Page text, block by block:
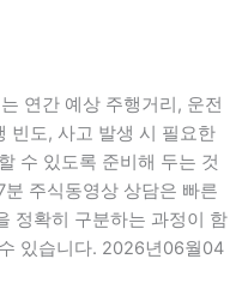
연간 예상 주행거리, 운전
빈도, 사고 발생 시 필요한
수 있도록 준비해 두는 것
주식동영상 상담은 빠른
정확히 구분하는 과정이 함
있습니다. 2026년06월04